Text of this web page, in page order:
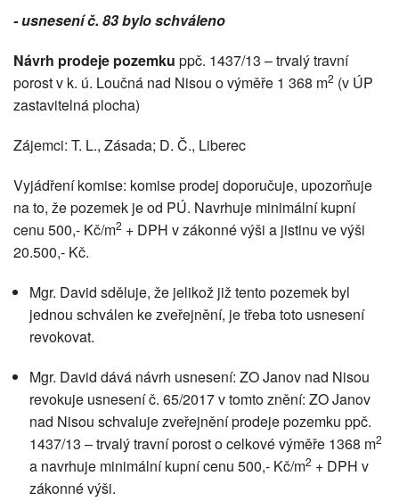
- usnesení č. 83 bylo schváleno
Návrh prodeje pozemku ppč. 1437/13 – trvalý travní
porost v k. ú. Loučná nad Nisou o výměře 1 368 m2 (v ÚP
zastavitelná plocha)
Zájemci: T. L., Zásada; D. Č., Liberec
Vyjádření komise: komise prodej doporučuje, upozorňuje
na to, že pozemek je od PÚ. Navrhuje minimální kupní
cenu 500,- Kč/m2 + DPH v zákonné výši a jistinu ve výši
20.500,- Kč.
Mgr. David sděluje, že jelikož již tento pozemek byl
jednou schválen ke zveřejnění, je třeba toto usnesení
revokovat.
Mgr. David dává návrh usnesení: ZO Janov nad Nisou
revokuje usnesení č. 65/2017 v tomto znění: ZO Janov
nad Nisou schvaluje zveřejnění prodeje pozemku ppč.
1437/13 – trvalý travní porost o celkové výměře 1368 m2
a navrhuje minimální kupní cenu 500,- Kč/m2 + DPH v
zákonné výši.